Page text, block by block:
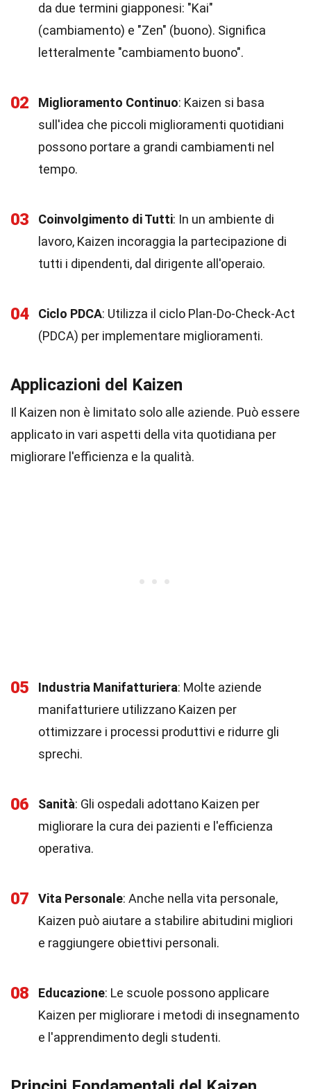
da due termini giapponesi: "Kai"
(cambiamento) e "Zen" (buono). Significa
letteralmente "cambiamento buono".
02 Miglioramento Continuo: Kaizen si basa
sull'idea che piccoli miglioramenti quotidiani
possono portare a grandi cambiamenti nel
tempo.
03 Coinvolgimento di Tutti: In un ambiente di
lavoro, Kaizen incoraggia la partecipazione di
tutti i dipendenti, dal dirigente all'operaio.
04 Ciclo PDCA: Utilizza il ciclo Plan-Do-Check-Act
(PDCA) per implementare miglioramenti.
Applicazioni del Kaizen
Il Kaizen non è limitato solo alle aziende. Può essere
applicato in vari aspetti della vita quotidiana per
migliorare l'efficienza e la qualità.
05 Industria Manifatturiera: Molte aziende
manifatturiere utilizzano Kaizen per
ottimizzare i processi produttivi e ridurre gli
sprechi.
06 Sanità: Gli ospedali adottano Kaizen per
migliorare la cura dei pazienti e l'efficienza
operativa.
07 Vita Personale: Anche nella vita personale,
Kaizen può aiutare a stabilire abitudini migliori
e raggiungere obiettivi personali.
08 Educazione: Le scuole possono applicare
Kaizen per migliorare i metodi di insegnamento
e l'apprendimento degli studenti.